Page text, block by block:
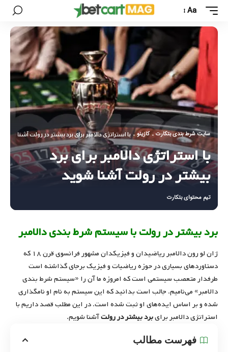
Aa
سایت شرط بندی بتکارت - کازینو - با استراتژی دالامبر برای برد بیشتر در رولت آشنا شوید
با استراتژی دالامبر برای برد
بیشتر در رولت آشنا شوید
تیم محتوای بتکارت
برد بیشتر در رولت با سیستم شرط بندی دالامبر
ژان لو رون دالامبر ریاضیدان و فیزیکدان مشهور فرانسوی قرن ۱۸ که
دستاورد‌های بسیاری در حوزه ریاضیات و فیزیک برجای گذاشته است
طرفدار متعصب سیستمی است که امروزه ما آن را «سیستم شرط بندی
دالامبر» می‌نامیم. جالب است بدانید که این سیستم به نام او نامگذاری
شده و بر اساس ایده‌های او ثبت شده است. در این مطلب قصد داریم با
استراتژی دالامبر برایبرد بیشتر در رولتآشنا شویم.
فهرست مطالب